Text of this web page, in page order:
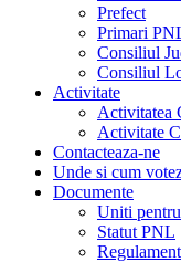
Prefect
Primari
Consiliul
Consiliul
Activitate
Activitatea
Activitate
Contacteaza-ne
Unde si cum
Documente
Uniti
Statut PNL